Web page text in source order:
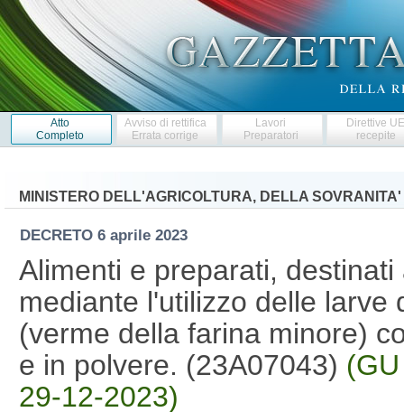
Atto
Completo
Avviso di rettifica
Errata corrige
Lavori
Preparatori
Direttive
recepite
MINISTERO DELL'AGRICOLTURA, DELLA
DECRETO 6 aprile 2023
Alimenti e preparati,
mediante l'utilizzo delle larve
(verme della farina minore)
e in polvere. (23A07043)
29-12-2023)